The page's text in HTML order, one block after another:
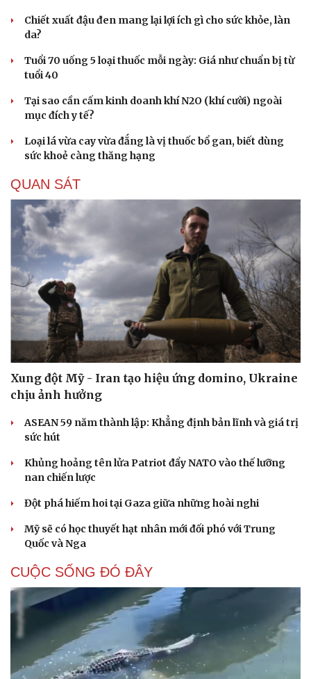
Văn hóa
Sân khấu - Điện ảnh
Văn học
Âm nhạc
Di sản
Nghệ sĩ
Thời trang
Sao Việt
Chiết xuất đậu đen mang lại lợi ích gì cho sức khỏe, làn
da?
Tuổi 70 uống 5 loại thuốc mỗi ngày: Giá như chuẩn bị từ
tuổi 40
Tại sao cần cấm kinh doanh khí N2O (khí cười) ngoài
mục đích y tế?
Loại lá vừa cay vừa đắng là vị thuốc bổ gan, biết dùng
sức khoẻ càng thăng hạng
QUAN SÁT
Xung đột Mỹ - Iran tạo hiệu ứng domino, Ukraine
chịu ảnh hưởng
ASEAN 59 năm thành lập: Khẳng định bản lĩnh và giá trị
sức hút
Khủng hoảng tên lửa Patriot đẩy NATO vào thế lưỡng
nan chiến lược
Đột phá hiếm hoi tại Gaza giữa những hoài nghi
Mỹ sẽ có học thuyết hạt nhân mới đối phó với Trung
Quốc và Nga
CUỘC SỐNG ĐÓ ĐÂY